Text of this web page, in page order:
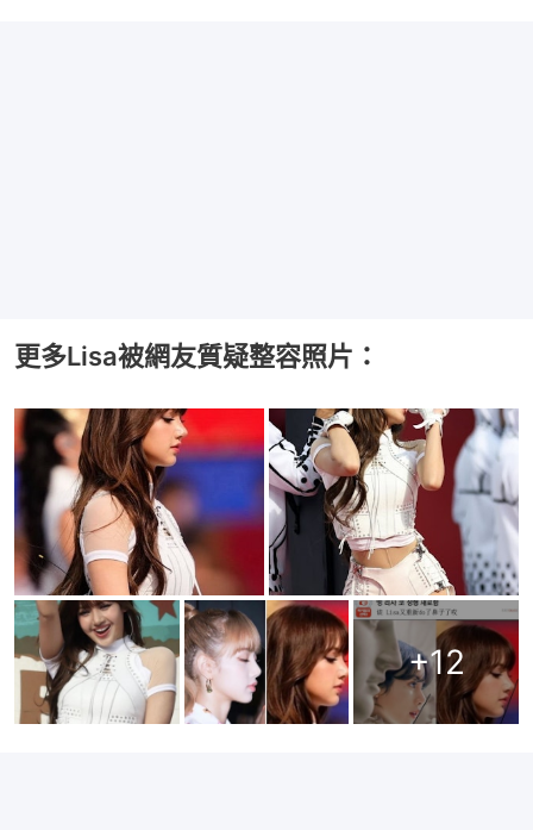
更多Lisa被網友質疑整容照片：
+12